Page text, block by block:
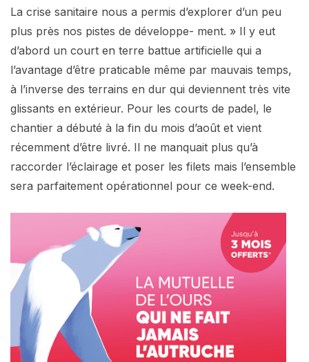
La crise sanitaire nous a permis d’explorer d’un peu
plus près nos pistes de développe- ment. » Il y eut
d’abord un court en terre battue artificielle qui a
l’avantage d’être praticable même par mauvais temps,
à l’inverse des terrains en dur qui deviennent très vite
glissants en extérieur. Pour les courts de padel, le
chantier a débuté à la fin du mois d’août et vient
récemment d’être livré. Il ne manquait plus qu’à
raccorder l’éclairage et poser les filets mais l’ensemble
sera parfaitement opérationnel pour ce week-end.